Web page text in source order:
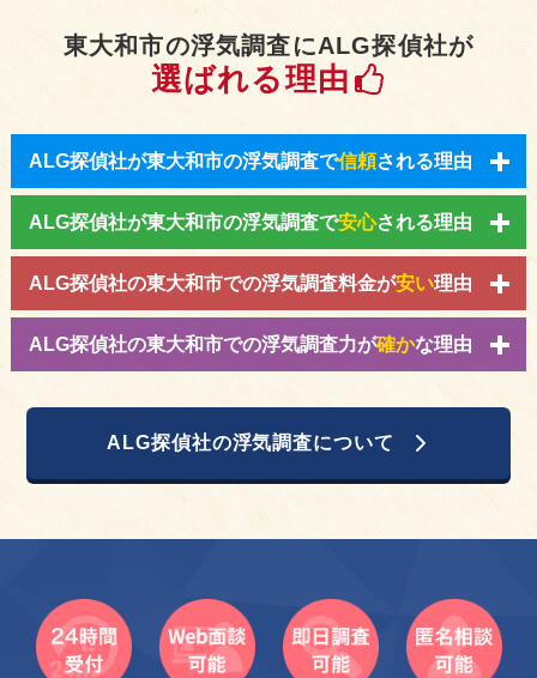
東大和市の浮気調査にALG探偵社が
選ばれる理由
ALG探偵社が東大和市の浮気調査で信頼される理由
ALG探偵社が東大和市の浮気調査で安心される理由
ALG探偵社の東大和市での浮気調査料金が安い理由
ALG探偵社の東大和市での浮気調査力が確かな理由
ALG探偵社の浮気調査について